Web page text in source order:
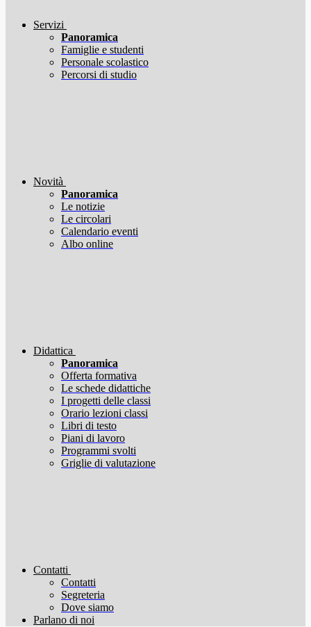
Servizi
Panoramica
Famiglie e studenti
Personale scolastico
Percorsi di studio
Novità
Panoramica
Le notizie
Le circolari
Calendario eventi
Albo online
Didattica
Panoramica
Offerta formativa
Le schede didattiche
I progetti delle classi
Orario lezioni classi
Libri di testo
Piani di lavoro
Programmi svolti
Griglie di valutazione
Contatti
Contatti
Segreteria
Dove siamo
Parlano di noi